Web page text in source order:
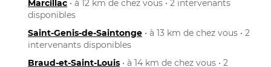
Marcillac • à 12 km de chez vous • 2 intervenants
disponibles
Saint-Genis-de-Saintonge • à 13 km de chez vous • 2
intervenants disponibles
Braud-et-Saint-Louis • à 14 km de chez vous • 2